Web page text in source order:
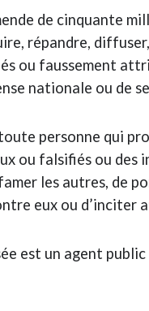
de cinquante
répandre,
ou faussement
nationale ou de
personne qui
ou falsifiés ou
les autres, de
eux ou d’inciter
est un agent public